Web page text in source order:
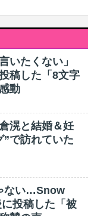
いたくない」
稿した「8文字
動
滉と結婚＆妊
”で訪れていた
ない…Snow
投稿した「被